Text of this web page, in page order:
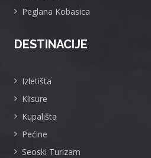
Peglana Kobasica
DESTINACIJE
Izletišta
Klisure
Kupališta
Pećine
Seoski Turizam